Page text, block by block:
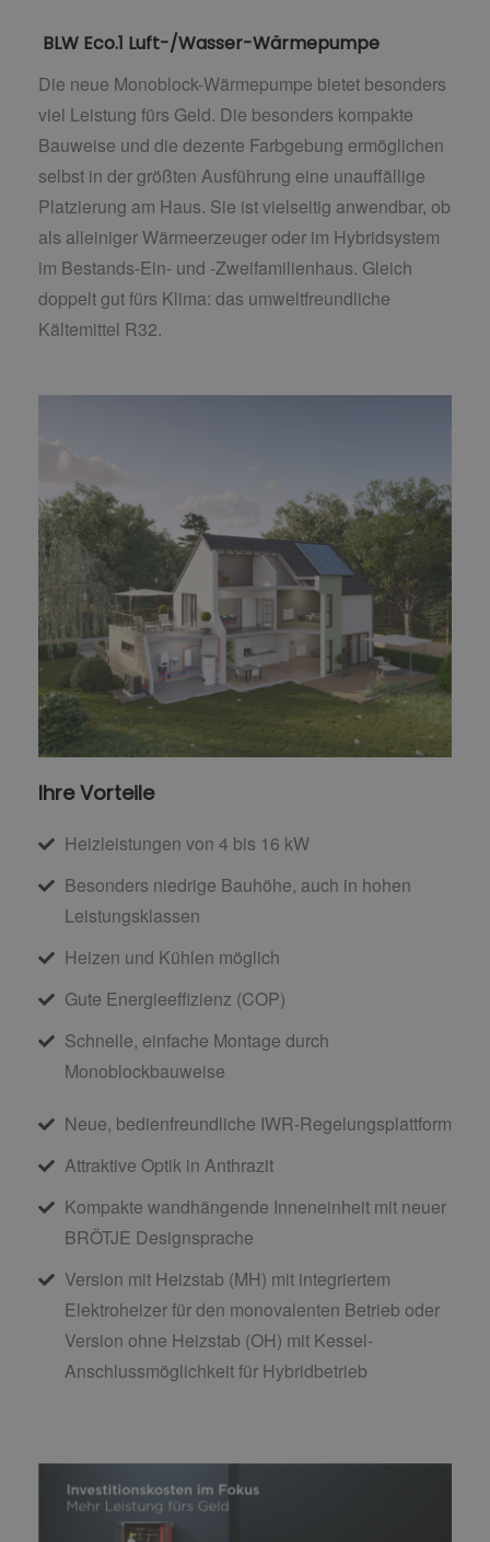
BLW Eco.1 Luft-/Wasser-Wärmepumpe
Die neue Monoblock-Wärmepumpe bietet besonders
viel Leistung fürs Geld. Die besonders kompakte
Bauweise und die dezente Farbgebung ermöglichen
selbst in der größten Ausführung eine unauffällige
Platzierung am Haus. Sie ist vielseitig anwendbar, ob
als alleiniger Wärmeerzeuger oder im Hybridsystem
im Bestands-Ein- und -Zweifamilienhaus. Gleich
doppelt gut fürs Klima: das umweltfreundliche
Kältemittel R32.
Ihre Vorteile
Heizleistungen von 4 bis 16 kW
Besonders niedrige Bauhöhe, auch in hohen
Leistungsklassen
Heizen und Kühlen möglich
Gute Energieeffizienz (COP)
Schnelle, einfache Montage durch
Monoblockbauweise
Neue, bedienfreundliche IWR-Regelungsplattform
Attraktive Optik in Anthrazit
Kompakte wandhängende Inneneinheit mit neuer
BRÖTJE Designsprache
Version mit Heizstab (MH) mit integriertem
Elektroheizer für den monovalenten Betrieb oder
Version ohne Heizstab (OH) mit Kessel-
Anschlussmöglichkeit für Hybridbetrieb